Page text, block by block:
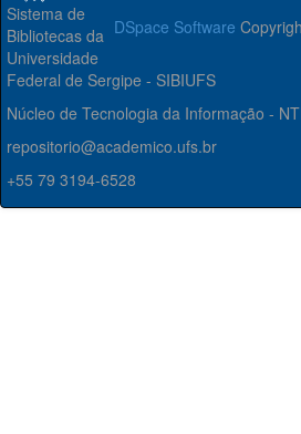
DSpace Software
Sistema de
Bibliotecas da
Universidade
Federal de Sergipe - SIBIUFS
Núcleo de Tecnologia da Informação -
repositorio@academico.ufs.br
+55 79 3194-6528